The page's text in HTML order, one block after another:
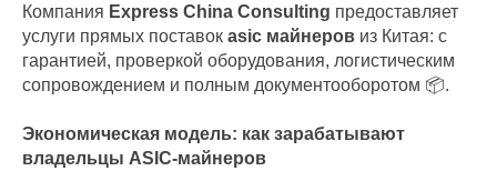
Компания Express China Consulting предоставляет
услуги прямых поставок asic майнеров из Китая: с
гарантией, проверкой оборудования, логистическим
сопровождением и полным документооборотом 📦.
Экономическая модель: как зарабатывают
владельцы ASIC-майнеров